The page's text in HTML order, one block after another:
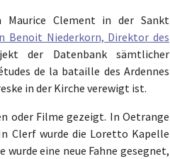
Maurice Clement in der Sankt
Benoit Niederkorn, Direktor des
der Datenbank sämtlicher
de la bataille des Ardennes
in der Kirche verewigt ist.
oder Filme gezeigt. In Oetrange
Clerf wurde die Loretto Kapelle
eine neue Fahne gesegnet,